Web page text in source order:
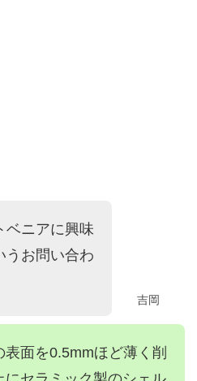
吉岡
ベニアに興味
うお問い合わ
表面を0.5mmほど薄く削